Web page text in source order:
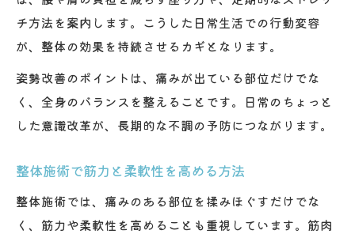
チ方法を案内します。こうした日常生活での行動変容
が、整体の効果を持続させるカギとなります。
姿勢改善のポイントは、痛みが出ている部位だけでな
く、全身のバランスを整えることです。日常のちょっと
した意識改革が、長期的な不調の予防につながります。
整体施術で筋力と柔軟性を高める方法
整体施術では、痛みのある部位を揉みほぐすだけでな
く、筋力や柔軟性を高めることも重視しています。筋肉